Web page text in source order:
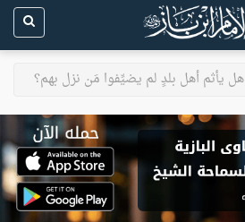
هل يأثم أهل بلدٍ لم يضيِّفوا مَن نزل بهم؟